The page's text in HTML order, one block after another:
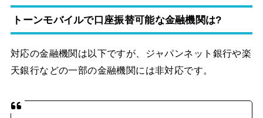
トーンモバイルで口座振替可能な金融機関は?
対応の金融機関は以下ですが、ジャパンネット銀行や楽
天銀行などの一部の金融機関には非対応です。